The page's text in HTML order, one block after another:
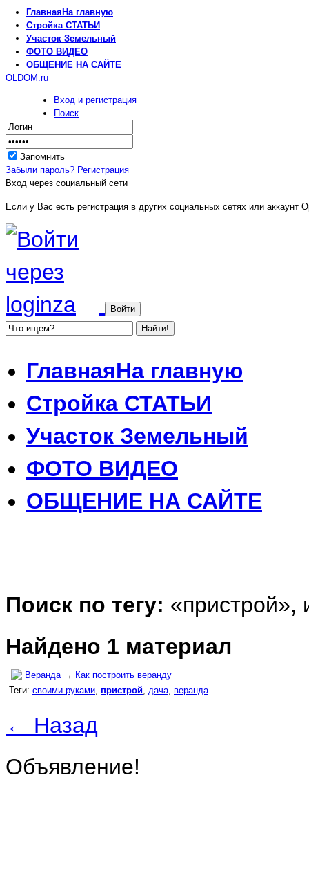
Главная На главную
Стройка СТАТЬИ
Участок Земельный
ФОТО ВИДЕО
ОБЩЕНИЕ НА САЙТЕ
OLDOM.ru
Вход и регистрация
Поиск
Запомнить
Забыли пароль? Регистрация
Вход через социальный сети
Если у Вас есть регистрация в других социальных сетях или аккаунт
ГлавнаяНа главную
Стройка СТАТЬИ
Участок Земельный
ФОТО ВИДЕО
ОБЩЕНИЕ НА САЙТЕ
Поиск по тегу: «пристрой»,
Найдено 1 материал
Веранда→ Как построить веранду
Теги: своими руками, пристрой, дача, веранда
← Назад
Объявление!